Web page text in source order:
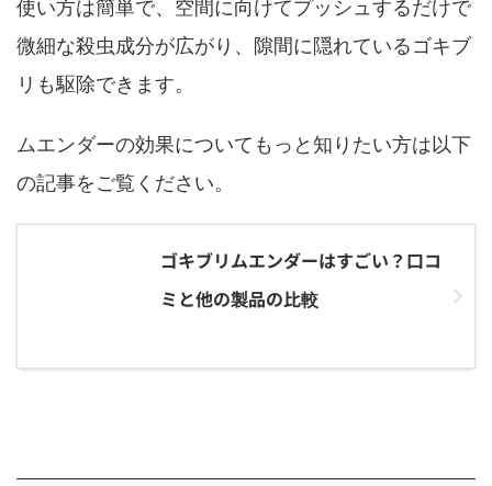
使い方は簡単で、空間に向けてプッシュするだけで
微細な殺虫成分が広がり、隙間に隠れているゴキブ
リも駆除できます。
ムエンダーの効果についてもっと知りたい方は以下
の記事をご覧ください。
ゴキブリムエンダーはすごい？口コ
ミと他の製品の比較